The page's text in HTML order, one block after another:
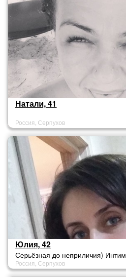
Натали, 41
Россия, Серпухов
Юлия, 42
Серьёзная до неприличия)
Россия, Серпухов